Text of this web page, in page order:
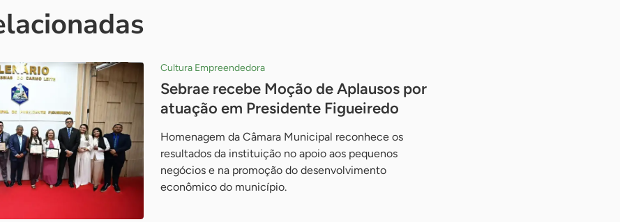
Cultura Empreendedora
Sebrae recebe Moção de Aplausos por
atuação em Presidente Figueiredo
Homenagem da Câmara Municipal reconhece os
resultados da instituição no apoio aos pequenos
negócios e na promoção do desenvolvimento
econômico do município.